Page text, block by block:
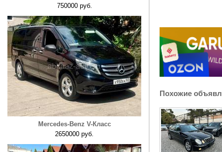
750000 руб.
Mercedes-Benz V-Класс
2650000 руб.
Похожие